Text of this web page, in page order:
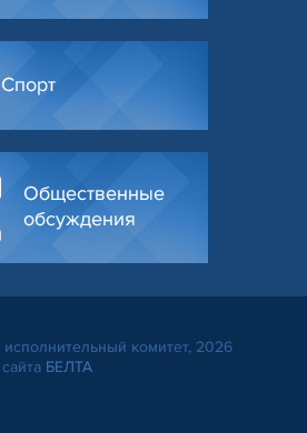
Спорт
Общественные
обсуждения
комитет, 2026
БЕЛТА